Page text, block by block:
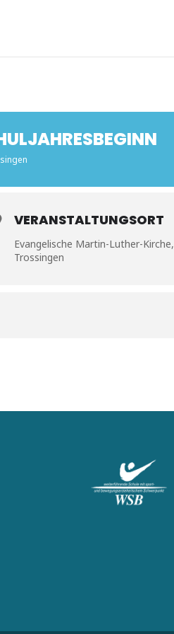
VERANSTALTUNGSORT
Evangelische Martin-Luther-Kirche,
Trossingen